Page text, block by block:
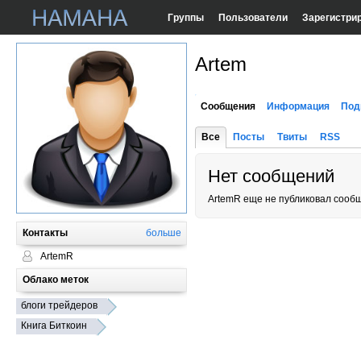
Группы Пользователи
Контакты больше
ArtemR
Облако меток
блоги трейдеров
Книга Биткоин
Artem
Сообщения Информация
Все Посты Твиты RSS
Нет сообщений
ArtemR еще не публиковал